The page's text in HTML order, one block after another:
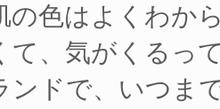
の色はよくわか
て、気がくるっ
ンドで、いつま